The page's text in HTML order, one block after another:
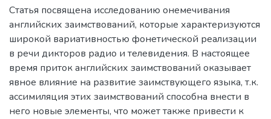
Статья посвящена исследованию онемечивания
английских заимствований, которые характеризуются
широкой вариативностью фонетической реализации
в речи дикторов радио и телевидения. В настоящее
время приток английских заимствований оказывает
явное влияние на развитие заимствующего языка, т.к.
ассимиляция этих заимствований способна внести в
него новые элементы, что может также привести к